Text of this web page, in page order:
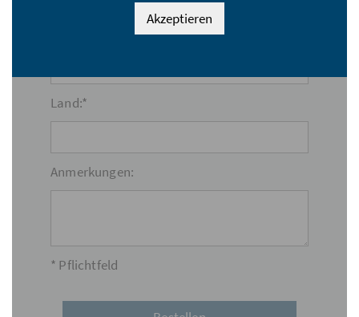
Akzeptieren
Land:*
Anmerkungen:
* Pflichtfeld